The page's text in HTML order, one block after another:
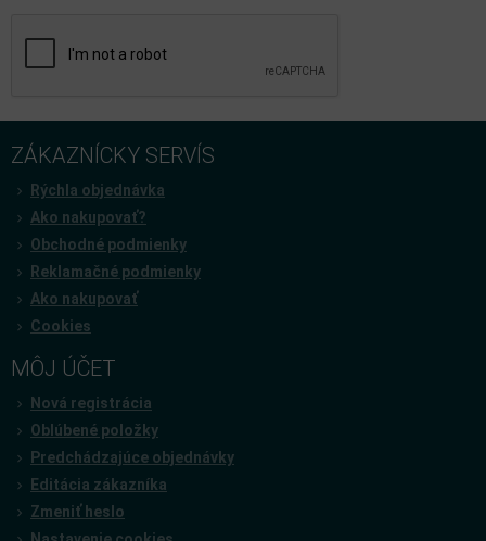
ZÁKAZNÍCKY SERVÍS
Rýchla objednávka
Ako nakupovať?
Obchodné podmienky
Reklamačné podmienky
Ako nakupovať
Cookies
MÔJ ÚČET
Nová registrácia
Oblúbené položky
Predchádzajúce objednávky
Editácia zákazníka
Zmeniť heslo